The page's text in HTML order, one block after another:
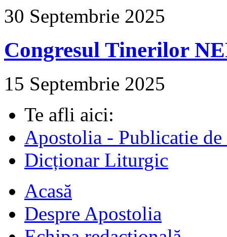
30 Septembrie 2025
Congresul Tinerilor
15 Septembrie 2025
Te afli aici:
Apostolia - Publicatie
Dicționar Liturgic
Acasă
Despre Apostolia